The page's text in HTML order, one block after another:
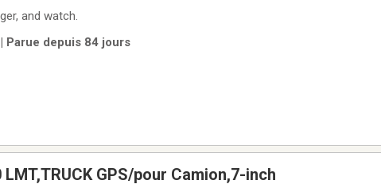
and watch.
Parue depuis 84 jours
LMT,TRUCK GPS/pour Camion,7-inch